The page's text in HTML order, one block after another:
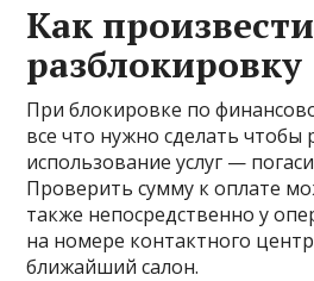
Как произвести
разблокировку
При блокировке по
все что нужно сделать чтобы
использование услуг —
Проверить сумму к оплате
также непосредственно у
на номере контактного
ближайший салон.